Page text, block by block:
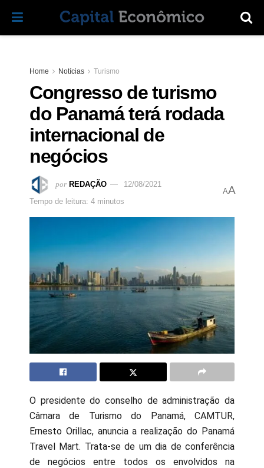
Home Notícias Turismo
Congresso de turismo
do Panamá terá rodada
internacional de
negócios
por REDAÇÃO
12/08/2021
Tempo de leitura: 4 minutos
AA
O presidente do conselho de administração da
Câmara de Turismo do Panamá, CAMTUR,
Ernesto Orillac, anuncia a realização do Panamá
Travel Mart. Trata-se de um dia de conferência
de negócios entre todos os envolvidos na